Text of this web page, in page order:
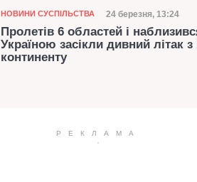
Категорія
НОВИНИ СУСПІЛЬСТВА Дата публікації
24 березня, 13:24
Пролетів 6 областей і
Україною засікли дивний літак з
континенту